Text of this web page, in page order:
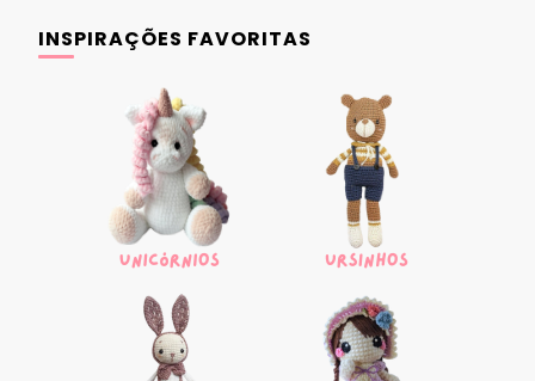
INSPIRAÇÕES FAVORITAS